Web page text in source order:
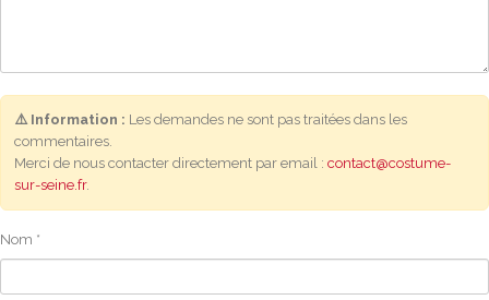
⚠️ Information : Les demandes ne sont pas traitées dans les
commentaires.
Merci de nous contacter directement par email : contact@costume-
sur-seine.fr.
Nom *